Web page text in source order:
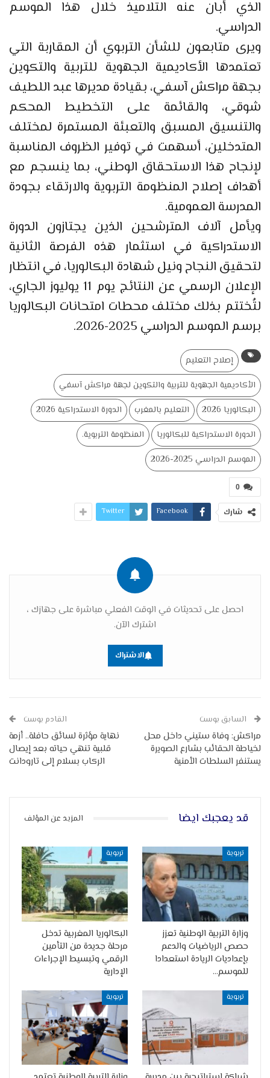
الذي أبان عنه التلاميذ خلال هذا الموسم
الدراسي.
ويرى متابعون للشأن التربوي أن المقاربة التي
تعتمدها الأكاديمية الجهوية للتربية والتكوين
بجهة مراكش آسفي، بقيادة مديرها عبد اللطيف
شوقي، والقائمة على التخطيط المحكم
والتنسيق المسبق والتعبئة المستمرة لمختلف
المتدخلين، أسهمت في توفير الظروف المناسبة
لإنجاح هذا الاستحقاق الوطني، بما ينسجم مع
أهداف إصلاح المنظومة التربوية والارتقاء بجودة
المدرسة العمومية.
ويأمل آلاف المترشحين الذين يجتازون الدورة
الاستدراكية في استثمار هذه الفرصة الثانية
لتحقيق النجاح ونيل شهادة البكالوريا، في انتظار
الإعلان الرسمي عن النتائج يوم 11 يوليوز الجاري،
لتُختتم بذلك مختلف محطات امتحانات البكالوريا
برسم الموسم الدراسي 2025-2026.
إصلاح التعليم
الأكاديمية الجهوية للتربية والتكوين لجهة مراكش آسفي
البكالوريا 2026
التعليم بالمغرب
الدورة الاستدراكية 2026
الدورة الاستدراكية للبكالوريا
المنظومة التربوية.
الموسم الدراسي 2025-2026
0
شارك Facebook
Twitter
احصل على تحديثات في الوقت الفعلي مباشرة على جهازك ،
اشترك الآن.
الاشتراك
السابق بوست
مراكش: وفاة ستيني داخل محل
لخياطة الحقائب بشارع الصويرة
يستنفر السلطات الأمنية
القادم بوست
نهاية مؤثرة لسائق حافلة.. أزمة
قلبية تنهي حياته بعد إيصال
الركاب بسلام إلى تارودانت
قد يعجبك ايضا المزيد عن المؤلف
تربوية
وزارة التربية الوطنية تعزز
حصص الرياضيات والدعم
بإعداديات الريادة استعدادا
للموسم…
تربوية
البكالوريا المغربية تدخل
مرحلة جديدة من التأمين
الرقمي وتبسيط الإجراءات
الإدارية
تربوية تربوية